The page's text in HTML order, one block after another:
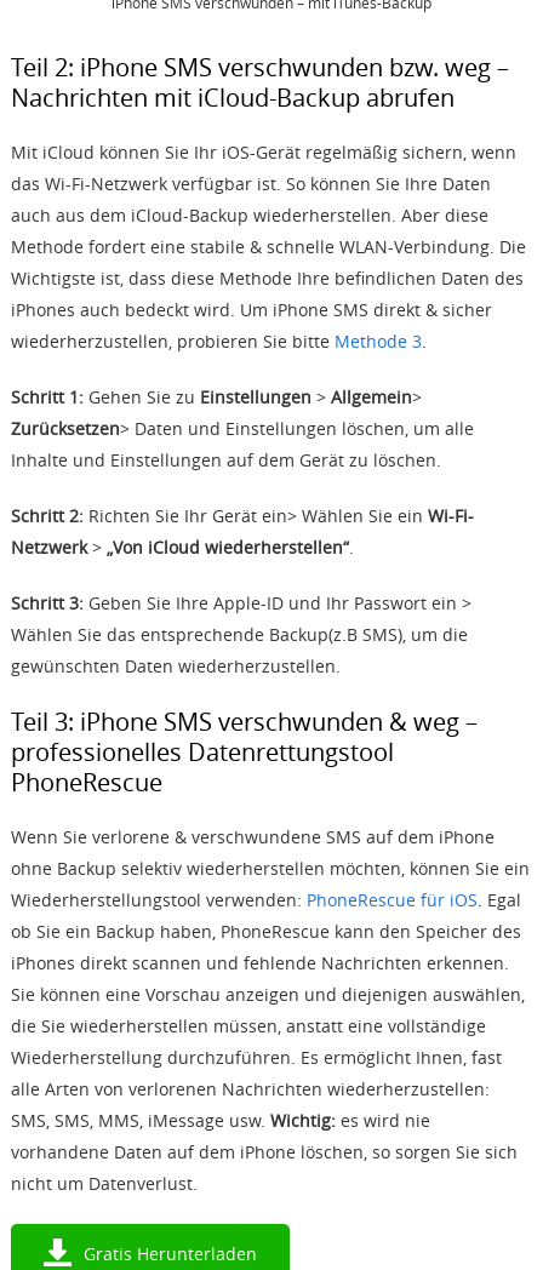
Teil 2: iPhone SMS verschwunden bzw. weg –
Nachrichten mit iCloud-Backup abrufen
Mit iCloud können Sie Ihr iOS-Gerät regelmäßig sichern, wenn
das Wi-Fi-Netzwerk verfügbar ist. So können Sie Ihre Daten
auch aus dem iCloud-Backup wiederherstellen. Aber diese
Methode fordert eine stabile & schnelle WLAN-Verbindung. Die
Wichtigste ist, dass diese Methode Ihre befindlichen Daten des
iPhones auch bedeckt wird. Um iPhone SMS direkt & sicher
wiederherzustellen, probieren Sie bitte Methode 3.
Schritt 1: Gehen Sie zu Einstellungen > Allgemein>
Zurücksetzen> Daten und Einstellungen löschen, um alle
Inhalte und Einstellungen auf dem Gerät zu löschen.
Schritt 2: Richten Sie Ihr Gerät ein> Wählen Sie ein Wi-Fi-
Netzwerk> „Von iCloud wiederherstellen“.
Schritt 3: Geben Sie Ihre Apple-ID und Ihr Passwort ein >
Wählen Sie das entsprechende Backup(z.B SMS), um die
gewünschten Daten wiederherzustellen.
Teil 3: iPhone SMS verschwunden & weg –
professionelles Datenrettungstool
PhoneRescue
Wenn Sie verlorene & verschwundene SMS auf dem iPhone
ohne Backup selektiv wiederherstellen möchten, können Sie ein
Wiederherstellungstool verwenden: PhoneRescue für iOS. Egal
ob Sie ein Backup haben, PhoneRescue kann den Speicher des
iPhones direkt scannen und fehlende Nachrichten erkennen.
Sie können eine Vorschau anzeigen und diejenigen auswählen,
die Sie wiederherstellen müssen, anstatt eine vollständige
Wiederherstellung durchzuführen. Es ermöglicht Ihnen, fast
alle Arten von verlorenen Nachrichten wiederherzustellen:
SMS, SMS, MMS, iMessage usw. Wichtig:es wird nie
vorhandene Daten auf dem iPhone löschen, so sorgen Sie sich
nicht um Datenverlust.
Gratis Herunterladen